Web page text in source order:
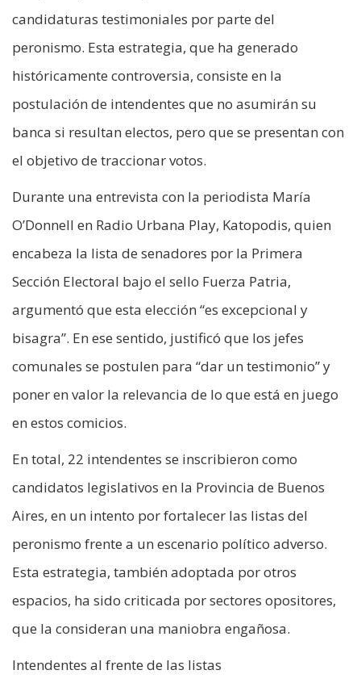
candidaturas testimoniales por parte del
peronismo. Esta estrategia, que ha generado
históricamente controversia, consiste en la
postulación de intendentes que no asumirán su
banca si resultan electos, pero que se presentan con
el objetivo de traccionar votos.
Durante una entrevista con la periodista María
O’Donnell en Radio Urbana Play, Katopodis, quien
encabeza la lista de senadores por la Primera
Sección Electoral bajo el sello Fuerza Patria,
argumentó que esta elección “es excepcional y
bisagra”. En ese sentido, justificó que los jefes
comunales se postulen para “dar un testimonio” y
poner en valor la relevancia de lo que está en juego
en estos comicios.
En total, 22 intendentes se inscribieron como
candidatos legislativos en la Provincia de Buenos
Aires, en un intento por fortalecer las listas del
peronismo frente a un escenario político adverso.
Esta estrategia, también adoptada por otros
espacios, ha sido criticada por sectores opositores,
que la consideran una maniobra engañosa.
Intendentes al frente de las listas